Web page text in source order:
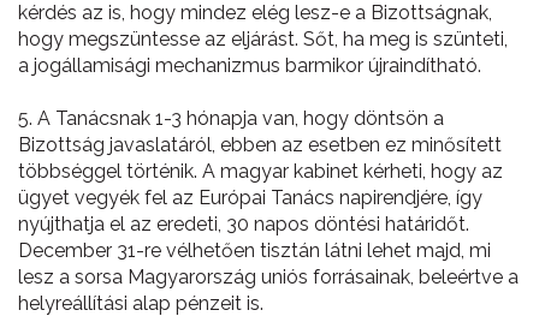
kérdés az is, hogy mindez elég lesz-e a Bizottságnak,
hogy megszüntesse az eljárást. Sőt, ha meg is szünteti,
a jogállamisági mechanizmus barmikor újraindítható.
5. A Tanácsnak 1-3 hónapja van, hogy döntsön a
Bizottság javaslatáról, ebben az esetben ez minősített
többséggel történik. A magyar kabinet kérheti, hogy az
ügyet vegyék fel az Európai Tanács napirendjére, így
nyújthatja el az eredeti, 30 napos döntési határidőt.
December 31-re vélhetően tisztán látni lehet majd, mi
lesz a sorsa Magyarország uniós forrásainak, beleértve a
helyreállítási alap pénzeit is.